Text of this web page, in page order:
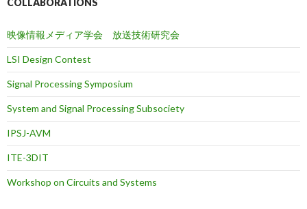
COLLABORATIONS
映像情報メディア学会 放送技術研究会
LSI Design Contest
Signal Processing Symposium
System and Signal Processing Subsociety
IPSJ-AVM
ITE-3DIT
Workshop on Circuits and Systems